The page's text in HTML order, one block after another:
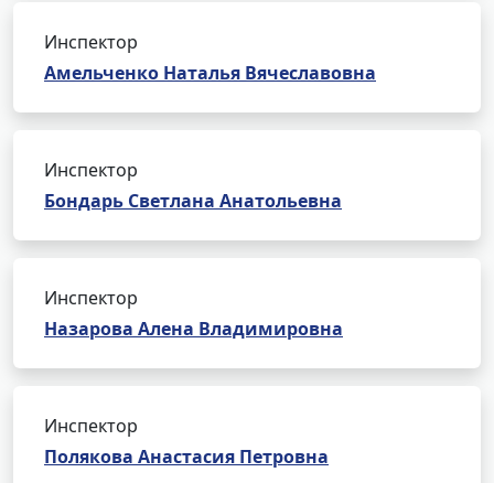
Инспектор
Амельченко Наталья Вячеславовна
Инспектор
Бондарь Светлана Анатольевна
Инспектор
Назарова Алена Владимировна
Инспектор
Полякова Анастасия Петровна